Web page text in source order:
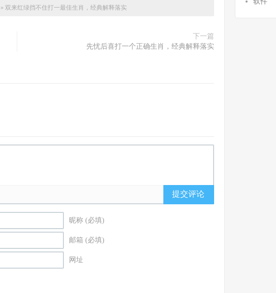
» 双来红绿挡不住打一最佳生肖，经典解释落实
下一篇
先忧后喜打一个正确生肖，经典解释落实
提交评论
昵称 (必填)
邮箱 (必填)
网址